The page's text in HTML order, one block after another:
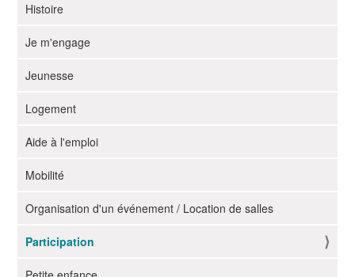
Histoire
Je m'engage
Jeunesse
Logement
Aide à l'emploi
Mobilité
Organisation d'un événement / Location de salles
Participation